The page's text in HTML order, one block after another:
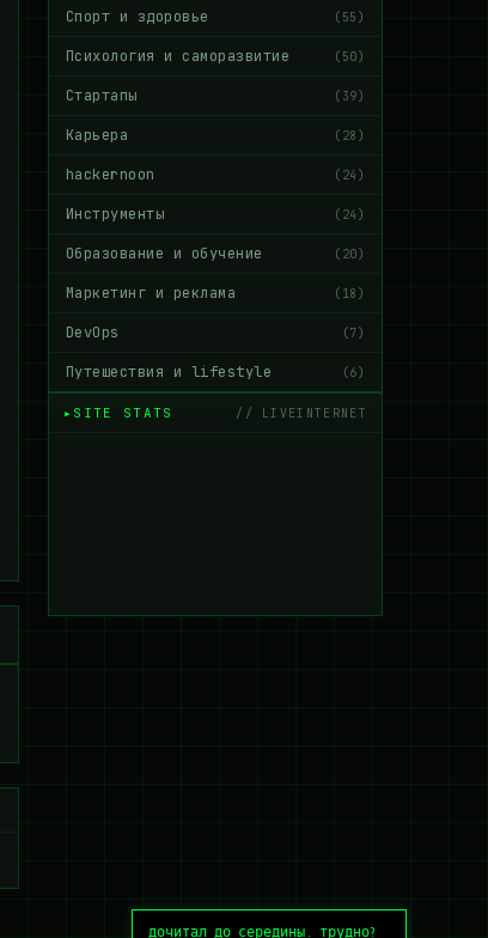
Спорт и здоровье (55)
Психология и саморазвитие (50)
Стартапы (39)
Карьера (28)
hackernoon (24)
Инструменты (24)
Образование и обучение (20)
Маркетинг и реклама (18)
DevOps (7)
Путешествия и lifestyle (6)
SITE STATS // LIVEINTERNET
дочитал до середины. трудно?